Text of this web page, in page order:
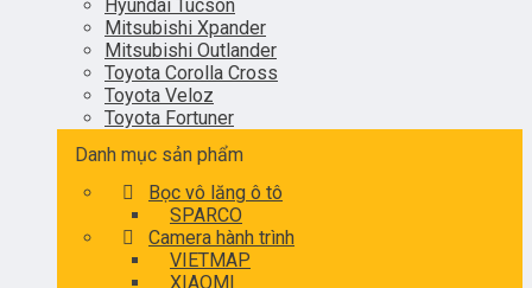
Hyundai Tucson
Mitsubishi Xpander
Mitsubishi Outlander
Toyota Corolla Cross
Toyota Veloz
Toyota Fortuner
Danh mục sản phẩm
Bọc vô lăng ô tô
SPARCO
Camera hành trình
VIETMAP
XIAOMI